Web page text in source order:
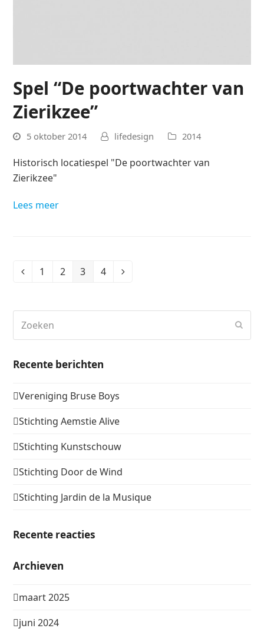
Spel “De poortwachter van
Zierikzee”
5 oktober 2014 lifedesign 2014
Historisch locatiespel "De poortwachter van
Zierikzee"
Lees meer
VorigePage
1 Page
2 Page
3 Page
4 Volgende
Recente berichten
Vereniging Bruse Boys
Stichting Aemstie Alive
Stichting Kunstschouw
Stichting Door de Wind
Stichting Jardin de la Musique
Recente reacties
Archieven
maart 2025
juni 2024